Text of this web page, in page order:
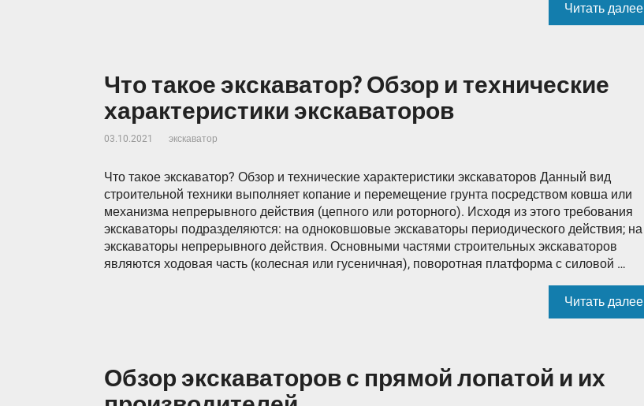
Читать далее
Что такое экскаватор? Обзор и технические
характеристики экскаваторов
03.10.2021 экскаватор
Что такое экскаватор? Обзор и технические характеристики экскаваторов Данный вид
строительной техники выполняет копание и перемещение грунта посредством ковша или
механизма непрерывного действия (цепного или роторного). Исходя из этого требования
экскаваторы подразделяются: на одноковшовые экскаваторы периодического действия; на
экскаваторы непрерывного действия. Основными частями строительных экскаваторов
являются ходовая часть (колесная или гусеничная), поворотная платформа с силовой …
Читать далее
Обзор экскаваторов с прямой лопатой и их